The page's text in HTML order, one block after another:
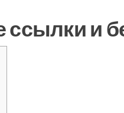
ссылки и